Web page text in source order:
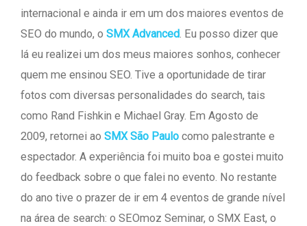
internacional e ainda ir em um dos maiores eventos de
SEO do mundo, o SMX Advanced. Eu posso dizer que
lá eu realizei um dos meus maiores sonhos, conhecer
quem me ensinou SEO. Tive a oportunidade de tirar
fotos com diversas personalidades do search, tais
como Rand Fishkin e Michael Gray. Em Agosto de
2009, retornei ao SMX São Paulo como palestrante e
espectador. A experiência foi muito boa e gostei muito
do feedback sobre o que falei no evento. No restante
do ano tive o prazer de ir em 4 eventos de grande nível
na área de search: o SEOmoz Seminar, o SMX East, o